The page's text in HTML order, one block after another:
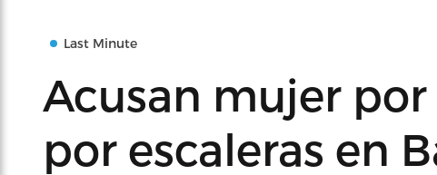
Last Minute
Acusan mujer
por escaleras en